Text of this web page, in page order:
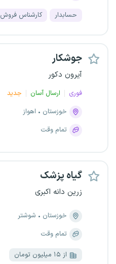
حسابدار کارشناس فروش
جوشکار
آیرون دکور
فوری ارسال آسان
جدید
خوزستان
اهواز
تمام وقت
گیاه پزشک
زرین دانه اکبری
خوزستان
شوشتر
تمام وقت
از ۱۵ میلیون تومان